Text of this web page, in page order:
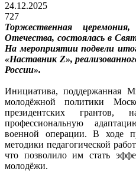
24.12.2025
727
Торжественная
Отечества, состоялась в
На мероприятии подвели
«Наставник Z»,
России».
Инициатива, поддержанная
молодёжной политики
президентских грантов,
профессиональную
военной операции. В ходе
методики педагогической
что позволило им стать
молодёжи.